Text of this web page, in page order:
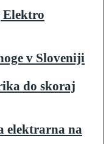
Elektro
v Sloveniji
do skoraj
elektrarna na